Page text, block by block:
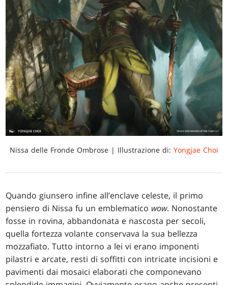
Nissa delle Fronde Ombrose | Illustrazione di: Yongjae Choi
Quando giunsero infine all’enclave celeste, il primo
pensiero di Nissa fu un emblematico wow. Nonostante
fosse in rovina, abbandonata e nascosta per secoli,
quella fortezza volante conservava la sua bellezza
mozzafiato. Tutto intorno a lei vi erano imponenti
pilastri e arcate, resti di soffitti con intricate incisioni e
pavimenti dai mosaici elaborati che componevano